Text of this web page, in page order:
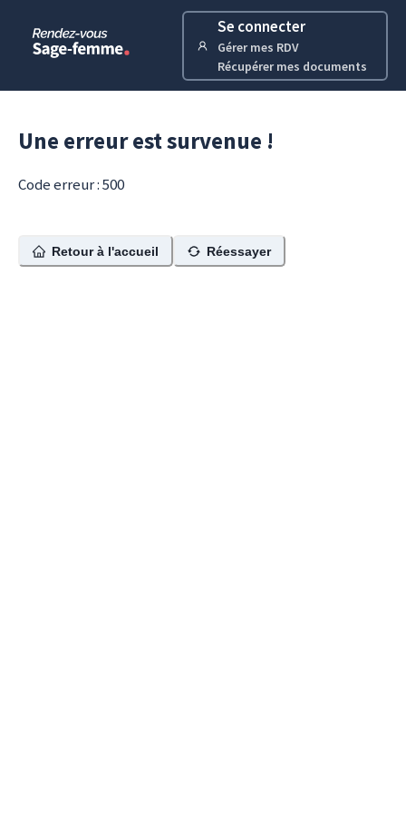
Se connecter
Gérer mes RDV
Récupérer mes documents
Une erreur est survenue !
Code erreur : 500
Retour à l'accueil Réessayer